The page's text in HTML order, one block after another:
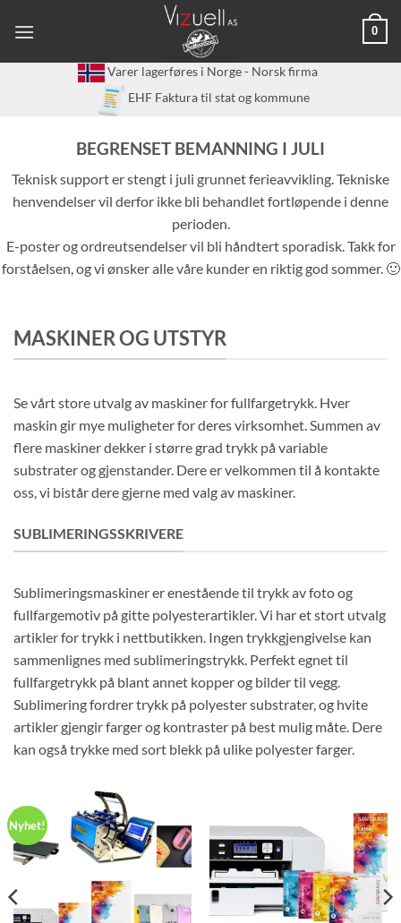
0
Varer lagerføres i Norge - Norsk firma
EHF Faktura til stat og kommune
BEGRENSET BEMANNING I JULI
Teknisk support er stengt i juli grunnet ferieavvikling. Tekniske
henvendelser vil derfor ikke bli behandlet fortløpende i denne
perioden.
E-poster og ordreutsendelser vil bli håndtert sporadisk. Takk for
forståelsen, og vi ønsker alle våre kunder en riktig god sommer. 🙂
MASKINER OG UTSTYR
Se vårt store utvalg av maskiner for fullfargetrykk. Hver
maskin gir mye muligheter for deres virksomhet. Summen av
flere maskiner dekker i større grad trykk på variable
substrater og gjenstander. Dere er velkommen til å kontakte
oss, vi bistår dere gjerne med valg av maskiner.
SUBLIMERINGSSKRIVERE
Sublimeringsmaskiner er enestående til trykk av foto og
fullfargemotiv på gitte polyesterartikler. Vi har et stort utvalg
artikler for trykk i nettbutikken. Ingen trykkgjengivelse kan
sammenlignes med sublimeringstrykk. Perfekt egnet til
fullfargetrykk på blant annet kopper og bilder til vegg.
Sublimering fordrer trykk på polyester substrater, og hvite
artikler gjengir farger og kontraster på best mulig måte. Dere
kan også trykke med sort blekk på ulike polyester farger.
Nyhet!